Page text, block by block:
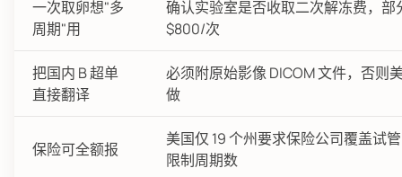
一次取卵想"多
周期"用
确认实验室是否收取二次解冻费，部
$800/次
把国内 B 超单
直接翻译
必须附原始影像 DICOM 文件，否则
做
保险可全额报
美国仅 19 个州要求保险公司覆盖试
限制周期数